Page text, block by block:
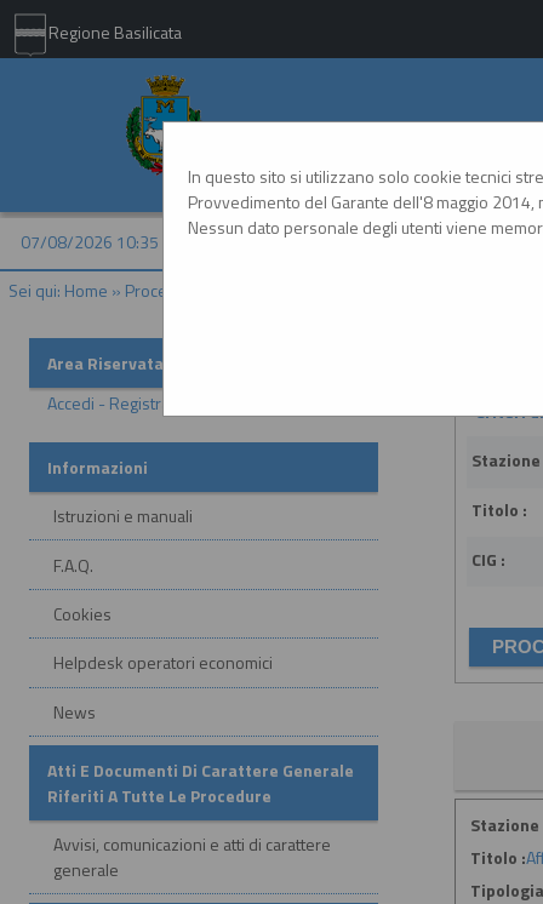
Regione Basilicata
Comune di Matera -
07/08/2026 10:35
Sei qui: Home » Procedure d'appalto e contratti
In questo sito si utilizzano solo cookie tecnici
Provvedimento del Garante dell'8 maggio
Nessun dato personale degli utenti viene
Area Riservata
Accedi - Registrati
Informazioni
Istruzioni e manuali
F.A.Q.
Cookies
Helpdesk operatori economici
News
Atti E Documenti Di Carattere Generale
Riferiti A Tutte Le Procedure
Avvisi, comunicazioni e atti di carattere
generale
Criteri
Titolo :
CIG :
Titolo :